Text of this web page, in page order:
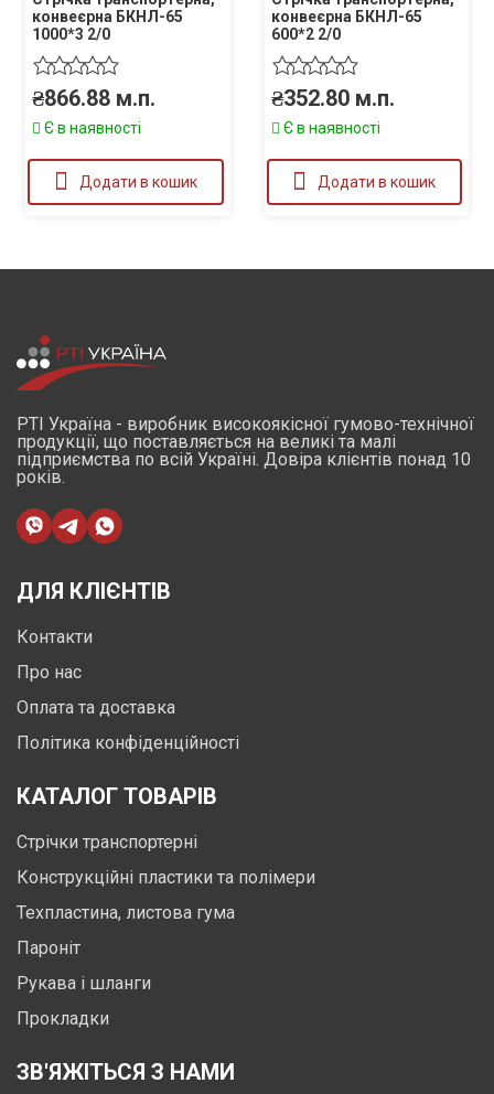
конвеєрна БКНЛ-65
1000*3 2/0
₴866.88 м.п.
Є в наявності
Додати в кошик
конвеєрна БКНЛ-65
600*2 2/0
₴352.80 м.п.
Є в наявності
Додати в кошик
РТІ Україна - виробник високоякісної гумово-технічної
продукції, що поставляється на великі та малі
підприємства по всій Україні. Довіра клієнтів понад 10
років.
ДЛЯ КЛІЄНТІВ
Контакти
Про нас
Оплата та доставка
Політика конфіденційності
КАТАЛОГ ТОВАРІВ
Стрічки транспортерні
Конструкційні пластики та полімери
Техпластина, листова гума
Пароніт
Рукава і шланги
Прокладки
ЗВ'ЯЖІТЬСЯ З НАМИ